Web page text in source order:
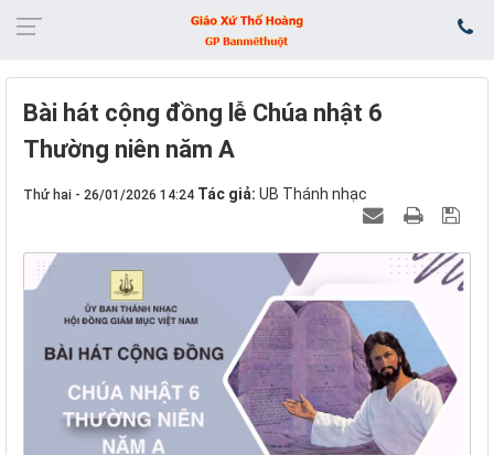
Bài hát cộng đồng lễ Chúa nhật 6
Thường niên năm A
Thứ hai - 26/01/2026 14:24 Tác giả: UB Thánh nhạc